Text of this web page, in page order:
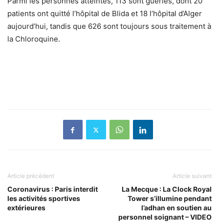
patients ont quitté l’hôpital de Blida et 18 l’hôpital d’Alger
aujourd’hui, tandis que 626 sont toujours sous traitement à
la Chloroquine.
Article précédent
Coronavirus : Paris interdit
les activités sportives
extérieures
Article suivant
La Mecque : La Clock Royal
Tower s’illumine pendant
l’adhan en soutien au
personnel soignant – VIDEO